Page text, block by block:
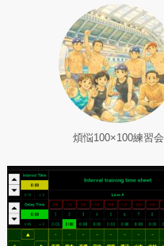
煩悩100×100練習会